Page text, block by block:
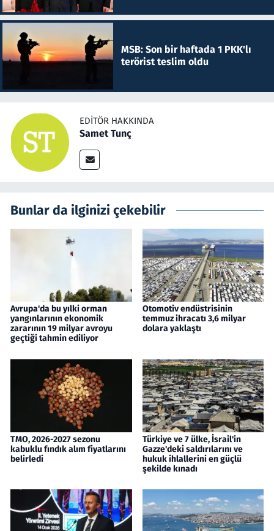
MSB: Son bir haftada 1 PKK'lı
terörist teslim oldu
EDITÖR HAKKINDA
Samet Tunç
Bunlar da ilginizi çekebilir
Avrupa'da bu yılki orman
yangınlarının ekonomik
zararının 19 milyar avroyu
geçtiği tahmin ediliyor
Otomotiv endüstrisinin
temmuz ihracatı 3,6 milyar
dolara yaklaştı
TMO, 2026-2027 sezonu
kabuklu fındık alım fiyatlarını
belirledi
Türkiye ve 7 ülke, İsrail'in
Gazze'deki saldırılarını ve
hukuk ihlallerini en güçlü
şekilde kınadı